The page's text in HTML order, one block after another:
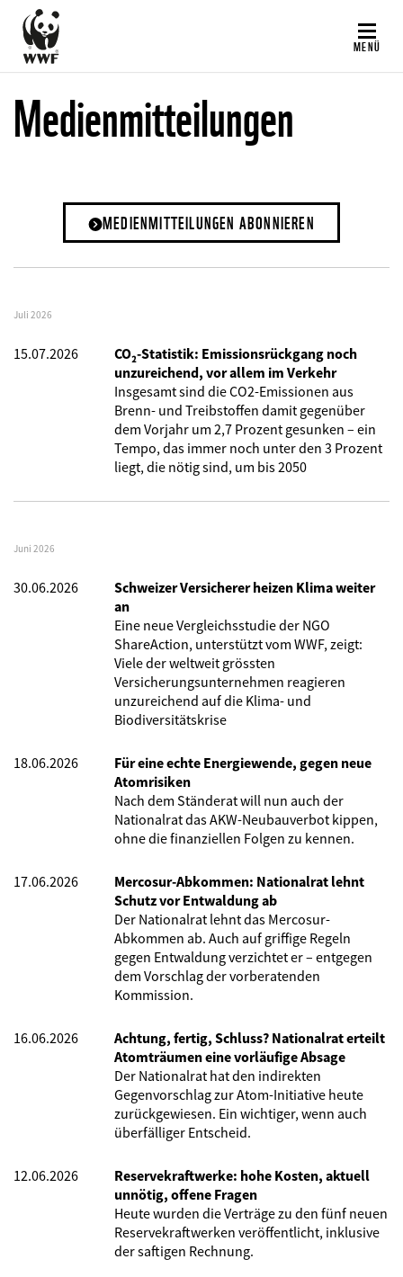
Direkt
zum
Inhalt
MENÜ
Medienmitteilungen
MEDIENMITTEILUNGEN ABONNIEREN
Juli 2026
15.07.2026
CO₂-Statistik: Emissionsrückgang noch
unzureichend, vor allem im Verkehr
Insgesamt sind die CO2-Emissionen aus
Brenn- und Treibstoffen damit gegenüber
dem Vorjahr um 2,7 Prozent gesunken – ein
Tempo, das immer noch unter den 3 Prozent
liegt, die nötig sind, um bis 2050
Juni 2026
30.06.2026
Schweizer Versicherer heizen Klima weiter
an
Eine neue Vergleichsstudie der NGO
ShareAction, unterstützt vom WWF, zeigt:
Viele der weltweit grössten
Versicherungsunternehmen reagieren
unzureichend auf die Klima- und
Biodiversitätskrise
18.06.2026
Für eine echte Energiewende, gegen neue
Atomrisiken
Nach dem Ständerat will nun auch der
Nationalrat das AKW-Neubauverbot kippen,
ohne die finanziellen Folgen zu kennen.
17.06.2026
Mercosur-Abkommen: Nationalrat lehnt
Schutz vor Entwaldung ab
Der Nationalrat lehnt das Mercosur-
Abkommen ab. Auch auf griffige Regeln
gegen Entwaldung verzichtet er – entgegen
dem Vorschlag der vorberatenden
Kommission.
16.06.2026
Achtung, fertig, Schluss? Nationalrat erteilt
Atomträumen eine vorläufige Absage
Der Nationalrat hat den indirekten
Gegenvorschlag zur Atom-Initiative heute
zurückgewiesen. Ein wichtiger, wenn auch
überfälliger Entscheid.
12.06.2026
Reservekraftwerke: hohe Kosten, aktuell
unnötig, offene Fragen
Heute wurden die Verträge zu den fünf neuen
Reservekraftwerken veröffentlicht, inklusive
der saftigen Rechnung.